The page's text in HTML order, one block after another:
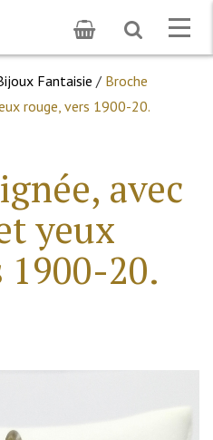
Toggle
search
Fantaisie / Broche
rouge, vers 1900-20.
avec
yeux
1900-20.